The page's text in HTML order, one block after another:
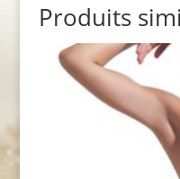
Produits